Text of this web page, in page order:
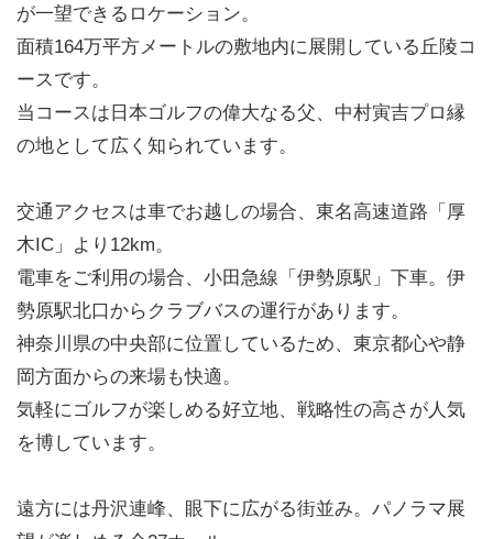
が一望できるロケーション。
面積164万平方メートルの敷地内に展開している丘陵コ
ースです。
当コースは日本ゴルフの偉大なる父、中村寅吉プロ縁
の地として広く知られています。
交通アクセスは車でお越しの場合、東名高速道路「厚
木IC」より12km。
電車をご利用の場合、小田急線「伊勢原駅」下車。伊
勢原駅北口からクラブバスの運行があります。
神奈川県の中央部に位置しているため、東京都心や静
岡方面からの来場も快適。
気軽にゴルフが楽しめる好立地、戦略性の高さが人気
を博しています。
遠方には丹沢連峰、眼下に広がる街並み。パノラマ展